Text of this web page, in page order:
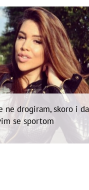
ne drogiram, skoro i
se sportom